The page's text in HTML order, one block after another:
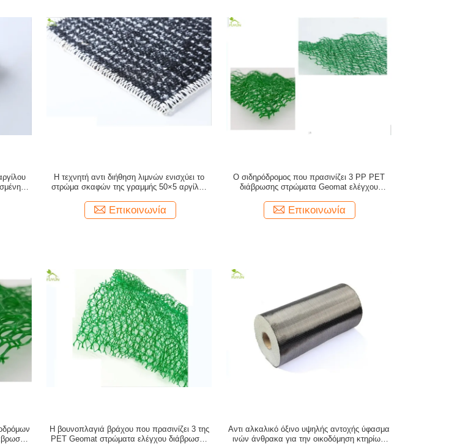
Η τεχνητή αντι διήθηση λιμνών ενισχύει το
στρώμα σκαφών της γραμμής 50×5 αργίλου
Επικοινωνία
Ο σιδηρόδρομος που πρασινίζει 3 PP PET
διάβρωσης στρώματα Geomat ελέγχου
Επικοινωνία
Η βουνοπλαγιά βράχου που πρασινίζει 3 της
PET Geomat στρώματα ελέγχου διάβρωσης
Αντι αλκαλικό όξινο υψηλής αντοχής ύφασμα
ινών άνθρακα για την οικοδόμηση κτηρίων